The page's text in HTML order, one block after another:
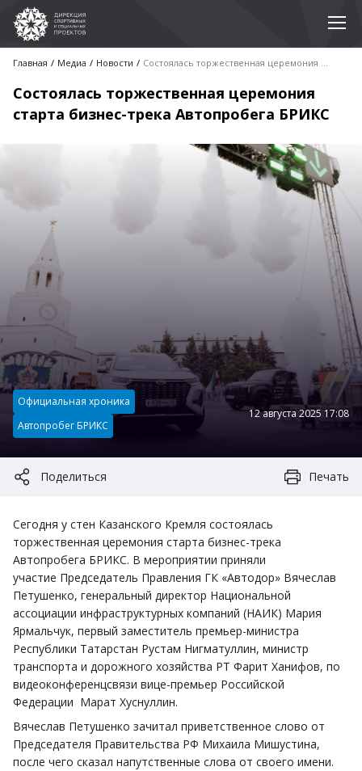
Главная Медиа Новости Состоялась торжественная церемония старта бизнес-трека Автопробега БРИКС
Состоялась торжественная церемония
старта бизнес-трека Автопробега БРИКС
Категория:
Официальная хроника
Автопробег БРИКС
12 августа 2025 17:08
Поделиться Печать
Сегодня у стен Казанского Кремля состоялась
торжественная церемония старта бизнес-трека
Автопробега БРИКС. В мероприятии приняли
участие Председатель Правления ГК «Автодор» Вячеслав
Петушенко, генеральный директор Национальной
ассоциации инфраструктурных компаний (НАИК) Мария
Ярмальчук, первый заместитель премьер-министра
Республики Татарстан Рустам Нигматуллин, министр
транспорта и дорожного хозяйства РТ Фарит Ханифов, по
видеоконференцсвязи вице-премьер Российской
Федерации Марат Хуснуллин.
Вячеслав Петушенко зачитал приветственное слово от
Председателя Правительства РФ Михаила Мишустина,
после чего сказал напутственные слова от своего имени.